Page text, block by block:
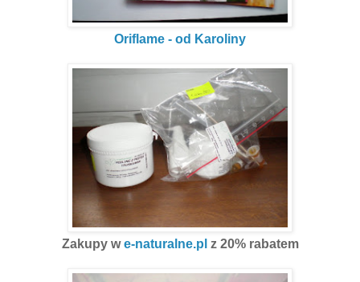
Oriflame - od Karoliny
Zakupy we-naturalne.pl z 20% rabatem